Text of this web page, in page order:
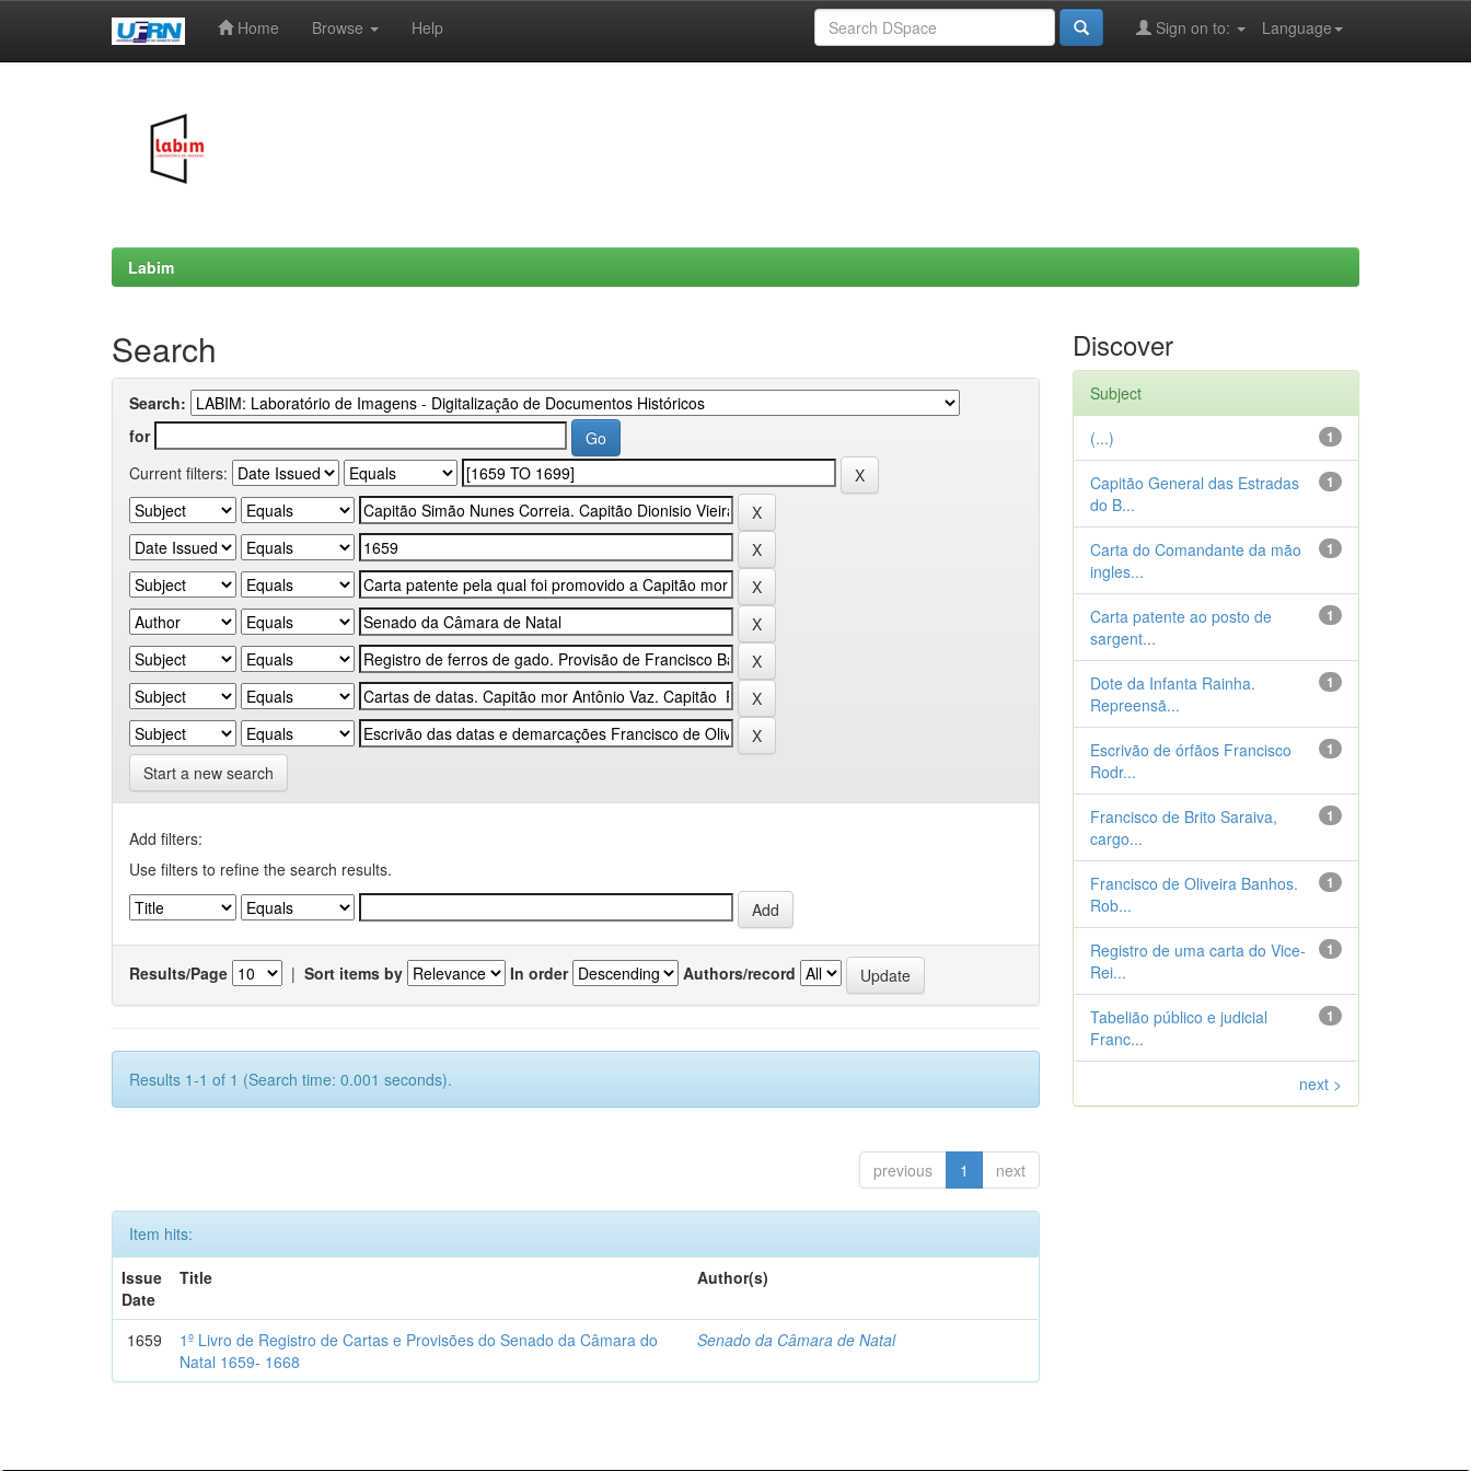
Home Browse Help Language
Sign on to:
Labim
Search
Search:
for
Current filters:
Start a new search
Add filters:
Use filters to refine the search results.
Results/Page | Sort items by In order Authors/record
Results 1-1 of 1 (Search time: 0.001 seconds).
previous 1 next
Item hits:
Issue
Date
Title Author(s)
1659
1º Livro de Registro de Cartas e Provisões do Senado da Câmara do
Natal 1659- 1668
Senado da Câmara de Natal
Discover
Subject
1
(...)
1
Capitão General das Estradas
do B...
1
Carta do Comandante da mão
ingles...
1
Carta patente ao posto de
sargent...
1
Dote da Infanta Rainha.
Repreensã...
1
Escrivão de órfãos Francisco
Rodr...
1
Francisco de Brito Saraiva,
cargo...
1
Francisco de Oliveira Banhos.
Rob...
1
Registro de uma carta do Vice-
Rei...
1
Tabelião público e judicial
Franc...
next >